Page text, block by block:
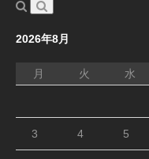
2026年8月
月 火 水
3 4 5